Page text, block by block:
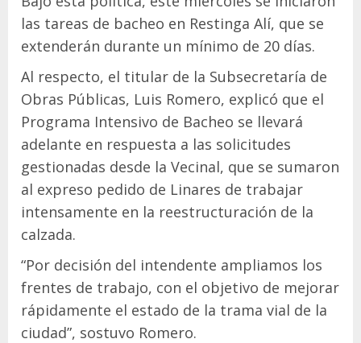
las tareas de bacheo en Restinga Alí, que se
extenderán durante un mínimo de 20 días.
Al respecto, el titular de la Subsecretaría de
Obras Públicas, Luis Romero, explicó que el
Programa Intensivo de Bacheo se llevará
adelante en respuesta a las solicitudes
gestionadas desde la Vecinal, que se sumaron
al expreso pedido de Linares de trabajar
intensamente en la reestructuración de la
calzada.
“Por decisión del intendente ampliamos los
frentes de trabajo, con el objetivo de mejorar
rápidamente el estado de la trama vial de la
ciudad”, sostuvo Romero.